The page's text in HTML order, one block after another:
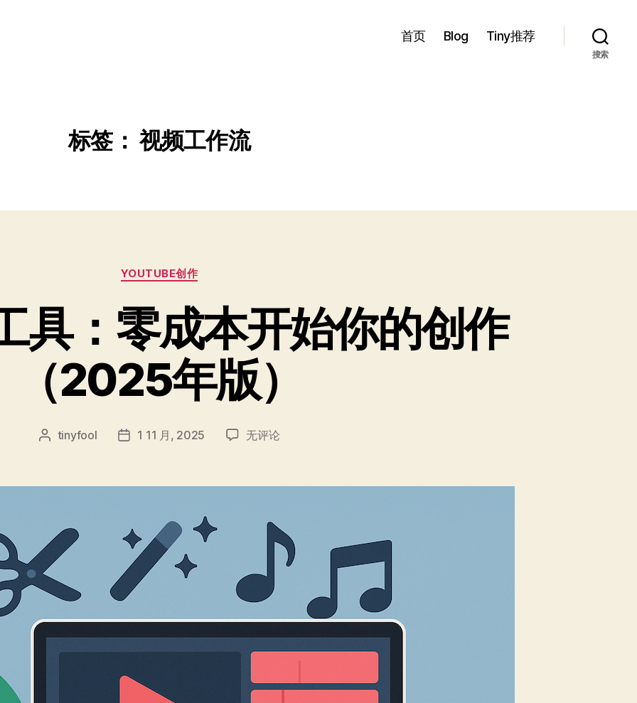
首页 Blog Tiny推荐
搜索
标签： 视频工作流
分
类
YOUTUBE创作
具：零成本开始你的创作
（2025年版）
文
者
tinyfool
发
期
1 11 月, 2025
免
辑
具：
本
始
你
的
创
（2025
无评论